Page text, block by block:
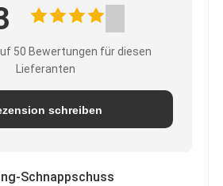
50 Bewertungen für diesen
Lieferanten
schreiben
Schnappschuss